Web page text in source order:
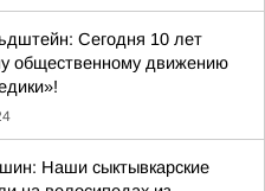
Сегодня 10 лет
общественному движению
Наши сыктывкарские